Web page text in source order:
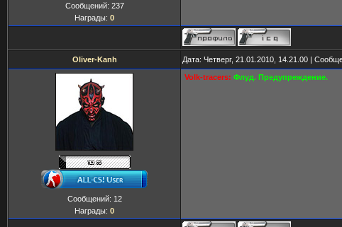
Сообщений: 237
Награды: 0
Oliver-Kanh Дата: Четверг, 21.01.2010, 14.21.00 |
Сообщений: 12
Награды: 0
Volk-tracers: Флуд. Предупреждение.